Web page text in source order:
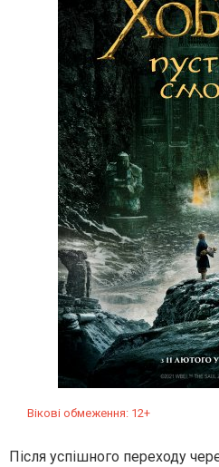
Вікові обмеження: 12+
Після успішного переходу